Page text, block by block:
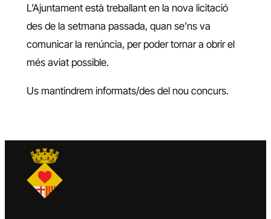
L’Ajuntament està treballant en la nova licitació
des de la setmana passada, quan se’ns va
comunicar la renúncia, per poder tornar a obrir el
més aviat possible.
Us mantindrem informats/des del nou concurs.